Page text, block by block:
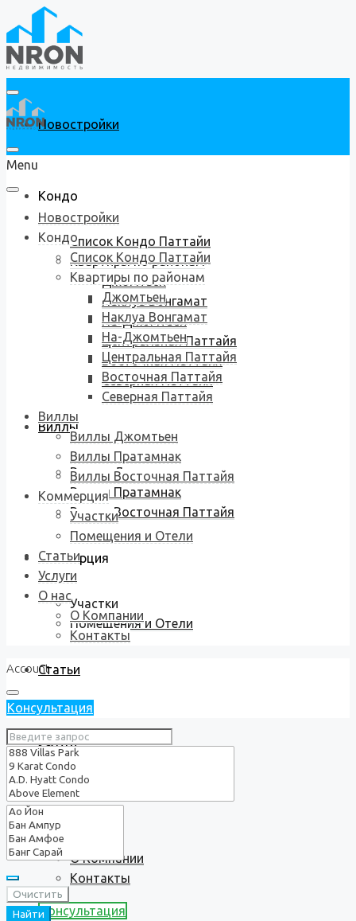
Новостройки
Кондо
Список Кондо Паттайи
Квартиры по районам
Джомтьен
Наклуа Вонгамат
На-Джомтьен
Центральная Паттайя
Восточная Паттайя
Северная Паттайя
Виллы
Виллы Джомтьен
Виллы Пратамнак
Виллы Восточная Паттайя
Коммерция
Участки
Помещения и Отели
Статьи
Услуги
О нас
О Компании
Контакты
Консультация
Menu
Новостройки
Кондо
Список Кондо Паттайи
Квартиры по районам
Джомтьен
Наклуа Вонгамат
На-Джомтьен
Центральная Паттайя
Восточная Паттайя
Северная Паттайя
Виллы
Виллы Джомтьен
Виллы Пратамнак
Виллы Восточная Паттайя
Коммерция
Участки
Помещения и Отели
Статьи
Услуги
О нас
О Компании
Контакты
Account
Консультация
Очистить
Найти